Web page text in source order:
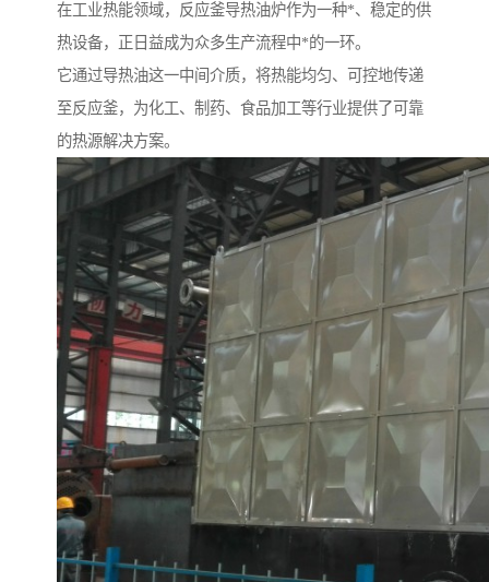
在工业热能领域，反应釜导热油炉作为一种*、稳定的供
热设备，正日益成为众多生产流程中*的一环。
它通过导热油这一中间介质，将热能均匀、可控地传递
至反应釜，为化工、制药、食品加工等行业提供了可靠
的热源解决方案。